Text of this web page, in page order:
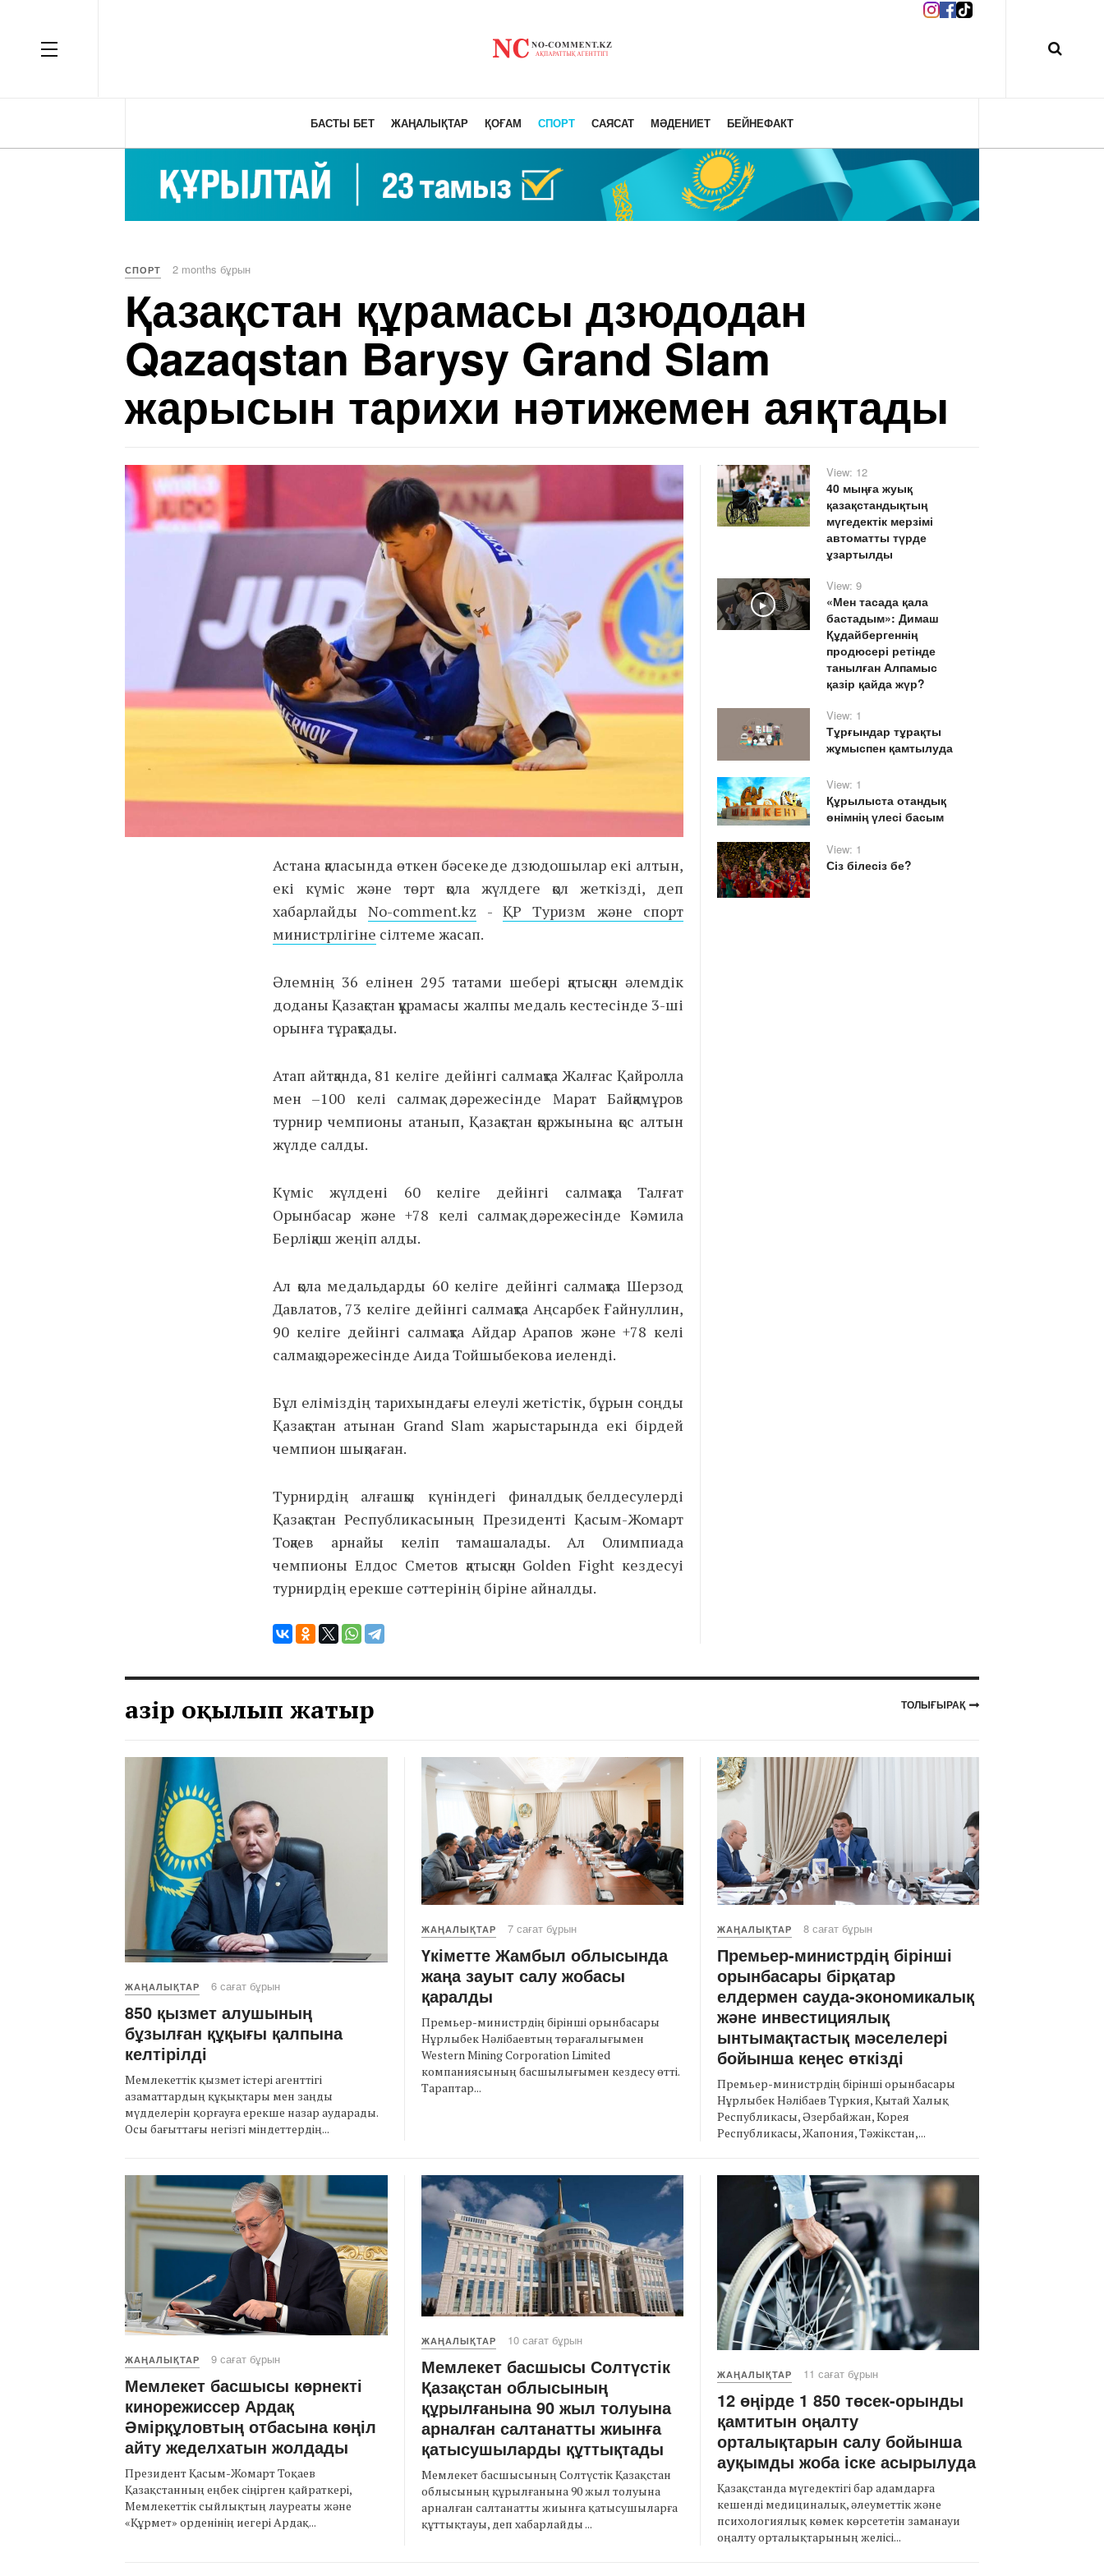
OFF CANVAS
БАСТЫ БЕТ ЖАҢАЛЫҚТАР ҚОҒАМ СПОРТ САЯСАТ МӘДЕНИЕТ БЕЙНЕФАКТ
СПОРТ 2 months бұрын
Қазақстан құрамасы дзюдодан
Qazaqstan Barysy Grand Slam
жарысын тарихи нәтижемен аяқтады
Астана қаласында өткен бәсекеде дзюдошылар екі алтын,
екі күміс және төрт қола жүлдеге қол жеткізді, деп
хабарлайдыNo-comment.kz -ҚР Туризм және спорт
министрлігіне сілтеме жасап.
Әлемнің 36 елінен 295 татами шебері қатысқан әлемдік
доданы Қазақстан құрамасы жалпы медаль кестесінде 3-ші
орынға тұрақтады.
Атап айтқанда, 81 келіге дейінгі салмақта Жалғас Қайролла
мен –100 келі салмақ дәрежесінде Марат Байқамұров
турнир чемпионы атанып, Қазақстан қоржынына қос алтын
жүлде салды.
Күміс жүлдені 60 келіге дейінгі салмақта Талғат
Орынбасар және +78 келі салмақ дәрежесінде Кәмила
Берліқаш жеңіп алды.
Ал қола медальдарды 60 келіге дейінгі салмақта Шерзод
Давлатов, 73 келіге дейінгі салмақта Аңсарбек Ғайнуллин,
90 келіге дейінгі салмақта Айдар Арапов және +78 келі
салмақ дәрежесінде Аида Тойшыбекова иеленді.
Бұл еліміздің тарихындағы елеулі жетістік, бұрын соңды
Қазақстан атынан Grand Slam жарыстарында екі бірдей
чемпион шықпаған.
Турнирдің алғашқы күніндегі финалдық белдесулерді
Қазақстан Республикасының Президенті Қасым-Жомарт
Тоқаев арнайы келіп тамашалады. Ал Олимпиада
чемпионы Елдос Сметов қатысқан Golden Fight кездесуі
турнирдің ерекше сәттерінің біріне айналды.
View: 12
40 мыңға жуық
қазақстандықтың
мүгедектік мерзімі
автоматты түрде
ұзартылды
Play
View: 9
«Мен тасада қала
бастадым»: Димаш
Құдайбергеннің
продюсері ретінде
танылған Алпамыс
қазір қайда жүр?
View: 1
Тұрғындар тұрақты
жұмыспен қамтылуда
View: 1
Құрылыста отандық
өнімнің үлесі басым
View: 1
Сіз білесіз бе?
Қазір оқылып жатыр ТОЛЫҒЫРАҚ
ЖАҢАЛЫҚТАР 6 сағат бұрын
850 қызмет алушының
бұзылған құқығы қалпына
келтірілді
Мемлекеттік қызмет істері агенттігі
азаматтардың құқықтары мен заңды
мүдделерін қорғауға ерекше назар аударады.
Осы бағыттағы негізгі міндеттердің...
ЖАҢАЛЫҚТАР 7 сағат бұрын
Үкіметте Жамбыл облысында
жаңа зауыт салу жобасы
қаралды
Премьер-министрдің бірінші орынбасары
Нұрлыбек Нәлібаевтың төрағалығымен
Western Mining Corporation Limited
компаниясының басшылығымен кездесу өтті.
Тараптар...
ЖАҢАЛЫҚТАР 8 сағат бұрын
Премьер-министрдің бірінші
орынбасары бірқатар
елдермен сауда-экономикалық
және инвестициялық
ынтымақтастық мәселелері
бойынша кеңес өткізді
Премьер-министрдің бірінші орынбасары
Нұрлыбек Нәлібаев Түркия, Қытай Халық
Республикасы, Әзербайжан, Корея
Республикасы, Жапония, Тәжікстан,...
ЖАҢАЛЫҚТАР 9 сағат бұрын
Мемлекет басшысы көрнекті
кинорежиссер Ардақ
Әмірқұловтың отбасына көңіл
айту жеделхатын жолдады
Президент Қасым-Жомарт Тоқаев
Қазақстанның еңбек сіңірген қайраткері,
Мемлекеттік сыйлықтың лауреаты және
«Құрмет» орденінің иегері Ардақ...
ЖАҢАЛЫҚТАР 10 сағат бұрын
Мемлекет басшысы Солтүстік
Қазақстан облысының
құрылғанына 90 жыл толуына
арналған салтанатты жиынға
қатысушыларды құттықтады
Мемлекет басшысының Солтүстік Қазақстан
облысының құрылғанына 90 жыл толуына
арналған салтанатты жиынға қатысушыларға
құттықтауы, деп хабарлайды ...
ЖАҢАЛЫҚТАР 11 сағат бұрын
12 өңірде 1 850 төсек-орынды
қамтитын оңалту
орталықтарын салу бойынша
ауқымды жоба іске асырылуда
Қазақстанда мүгедектігі бар адамдарға
кешенді медициналық, әлеуметтік және
психологиялық көмек көрсететін заманауи
оңалту орталықтарының желісі...